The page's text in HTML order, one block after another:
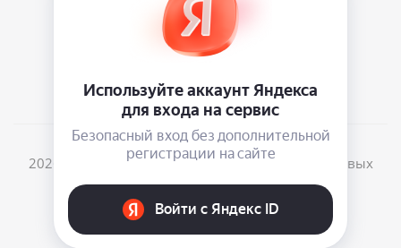
info@vinylmarkt.ru
2026 © Винилмаркт - интернет-магазин виниловых
пластинок